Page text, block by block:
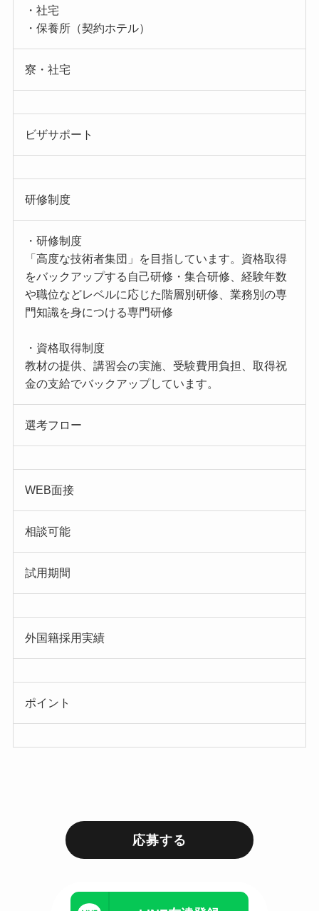
・社宅
・保養所（契約ホテル）
寮・社宅
ビザサポート
研修制度
・研修制度
「高度な技術者集団」を目指しています。資格取得
をバックアップする自己研修・集合研修、経験年数
や職位などレベルに応じた階層別研修、業務別の専
門知識を身につける専門研修
・資格取得制度
教材の提供、講習会の実施、受験費用負担、取得祝
金の支給でバックアップしています。
選考フロー
WEB面接
相談可能
試用期間
外国籍採用実績
ポイント
応募する